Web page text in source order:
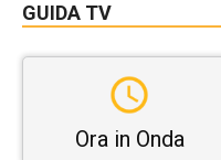
GUIDA TV
Ora in Onda